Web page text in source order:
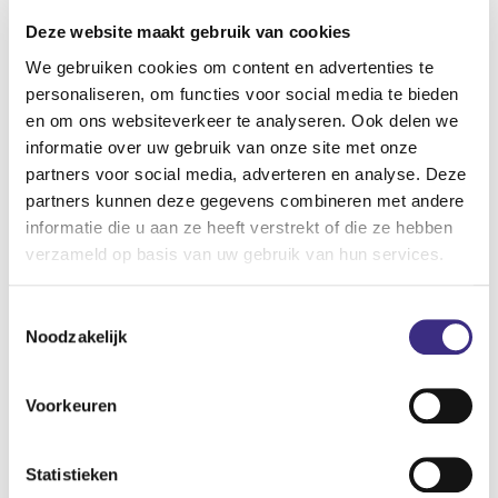
Deze website maakt gebruik van cookies
We gebruiken cookies om content en advertenties te
personaliseren, om functies voor social media te bieden
en om ons websiteverkeer te analyseren. Ook delen we
informatie over uw gebruik van onze site met onze
partners voor social media, adverteren en analyse. Deze
partners kunnen deze gegevens combineren met andere
informatie die u aan ze heeft verstrekt of die ze hebben
verzameld op basis van uw gebruik van hun services.
Noodzakelijk
Voorkeuren
Statistieken
hierin begeleidt. Verder heb je bij Alliade alle ruimte om bij
kun je bijvoorbeeld beginnen als woonleefassistent en
doorgroeien naar verzorgende IG om daarna als
verpleegkundige aan de slag te kunnen gaan. Vervolgens
zou je door kunnen groeien tot zorgcoördinator in de
ouderenzorg. De opleidingen die je graag wilt volgen
bespreek je met je leidinggevende.
voor ouderen
Ben je benieuwd naar een woonzorglocatie voor ouderen?
Alliade biedt woonzorglocaties waarin de cliënten zoveel
mogelijk de regie over hun eigen leven hebben. Samen met
de medewerkers in de ouderzorg doen de cliënten zoveel